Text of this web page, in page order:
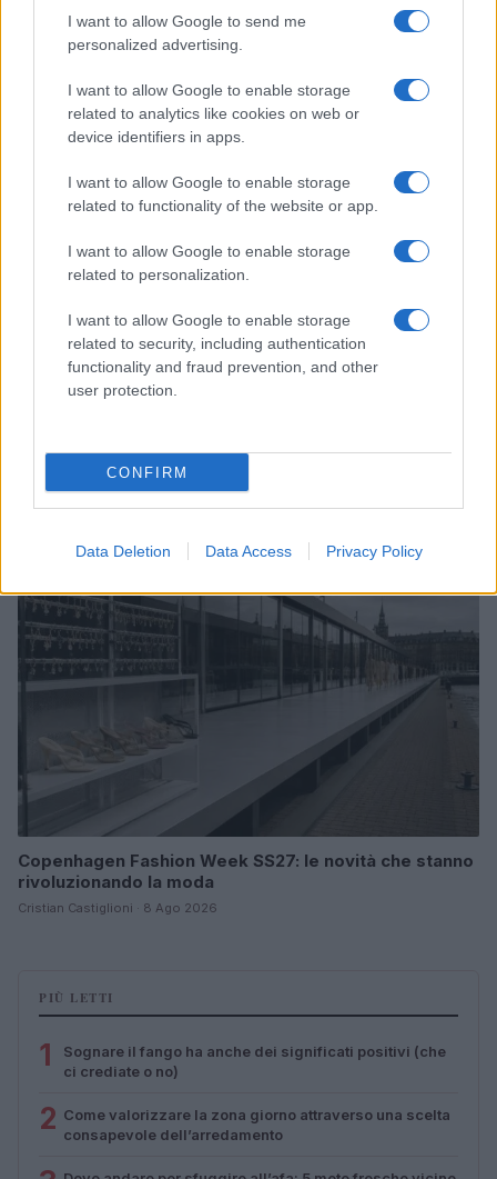
I want to allow Google to send me
personalized advertising.
I want to allow Google to enable storage
related to analytics like cookies on web or
device identifiers in apps.
I want to allow Google to enable storage
related to functionality of the website or app.
I want to allow Google to enable storage
related to personalization.
I want to allow Google to enable storage
related to security, including authentication
functionality and fraud prevention, and other
user protection.
CONFIRM
Data Deletion Data Access Privacy Policy
Feng Shui: consigli per posizionare il divano in modo
Beatrice Bonaventura · 9 Ago 2026
LIFESTYLE
Sri Lanka: itinerari tra spiritualità, architettura e
spiagge paradisiache
LIFESTYLE
Copenhagen Fashion Week SS27: le novità che stanno
rivoluzionando la moda
Cristian Castiglioni · 8 Ago 2026
PIÙ LETTI
1
Sognare il fango ha anche dei significati positivi (che
ci crediate o no)
2 Come valorizzare la zona giorno attraverso una scelta
consapevole dell’arredamento